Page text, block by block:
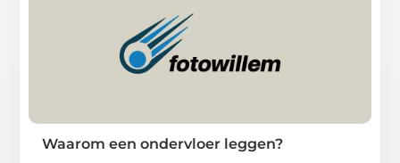
Waarom een ondervloer leggen?